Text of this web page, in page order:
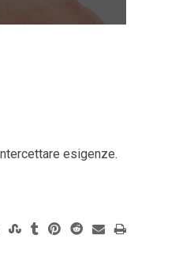
esigenze.